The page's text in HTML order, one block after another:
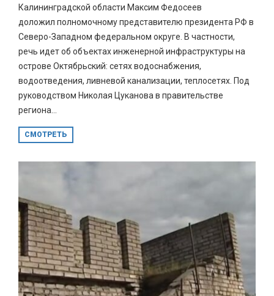
Калининградской области Максим Федосеев
доложил полномочному представителю президента РФ в
Северо-Западном федеральном округе. В частности,
речь идет об объектах инженерной инфраструктуры на
острове Октябрьский: сетях водоснабжения,
водоотведения, ливневой канализации, теплосетях. Под
руководством Николая Цуканова в правительстве
региона...
СМОТРЕТЬ